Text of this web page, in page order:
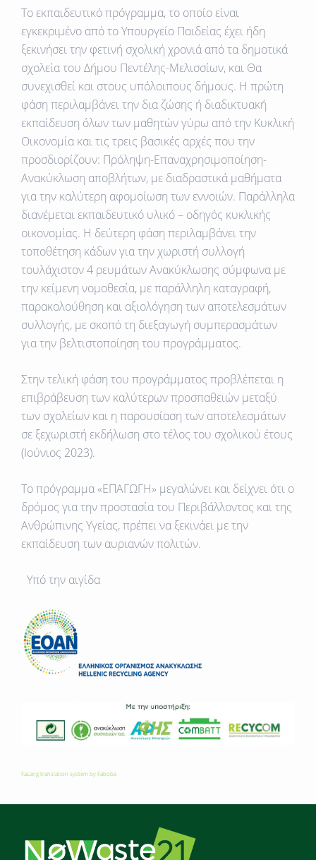
Το εκπαιδευτικό πρόγραμμα, το οποίο είναι
εγκεκριμένο από το Υπουργείο Παιδείας έχει ήδη
ξεκινήσει την φετινή σχολική χρονιά από τα δημοτικά
σχολεία του Δήμου Πεντέλης-Μελισσίων, και Θα
συνεχισθεί και στους υπόλοιπους δήμους. Η πρώτη
φάση περιλαμβάνει την δια ζώσης ή διαδικτυακή
εκπαίδευση όλων των μαθητών γύρω από την Κυκλική
Οικονομία και τις τρεις βασικές αρχές που την
προσδιορίζουν: Πρόληψη-Επαναχρησιμοποίηση-
Ανακύκλωση αποβλήτων, με διαδραστικά μαθήματα
για την καλύτερη αφομοίωση των εννοιών. Παράλληλα
διανέμεται εκπαιδευτικό υλικό – οδηγός κυκλικής
οικονομίας. Η δεύτερη φάση περιλαμβάνει την
τοποθέτηση κάδων για την χωριστή συλλογή
τουλάχιστον 4 ρευμάτων Ανακύκλωσης σύμφωνα με
την κείμενη νομοθεσία, με παράλληλη καταγραφή,
παρακολούθηση και αξιολόγηση των αποτελεσμάτων
συλλογής, με σκοπό τη διεξαγωγή συμπερασμάτων
για την βελτιστοποίηση του προγράμματος.
Στην τελική φάση του προγράμματος προβλέπεται η
επιβράβευση των καλύτερων προσπαθειών μεταξύ
των σχολείων και η παρουσίαση των αποτελεσμάτων
σε ξεχωριστή εκδήλωση στο τέλος του σχολικού έτους
(Ιούνιος 2023).
Το πρόγραμμα «ΕΠΑΓΩΓΗ» μεγαλώνει και δείχνει ότι ο
δρόμος για την προστασία του Περιβάλλοντος και της
Ανθρώπινης Υγείας,πρέπει να ξεκινάει με την
εκπαίδευση των αυριανών πολιτών.
Υπό την αιγίδα
FaLang translation system by Faboba